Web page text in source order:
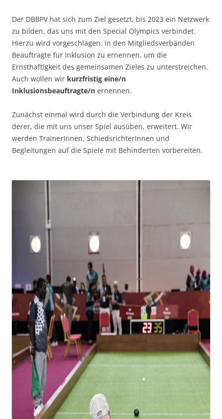
Der DBBPV hat sich zum Ziel gesetzt, bis 2023 ein Netzwerk
zu bilden, das uns mit den Special Olympics verbindet.
Hierzu wird vorgeschlagen, in den Mitgliedsverbänden
Beauftragte für Inklusion zu ernennen, um die
Ernsthaftigkeit des gemeinsamen Zieles zu unterstreichen.
Auch wollen wir kurzfristig eine/n
Inklusionsbeauftragte/n ernennen.
Zunächst einmal wird durch die Verbindung der Kreis
derer, die mit uns unser Spiel ausüben, erweitert. Wir
werden TrainerInnen, SchiedsrichterInnen und
Begleitungen auf die Spiele mit Behinderten vorbereiten.